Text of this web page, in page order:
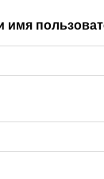
имя